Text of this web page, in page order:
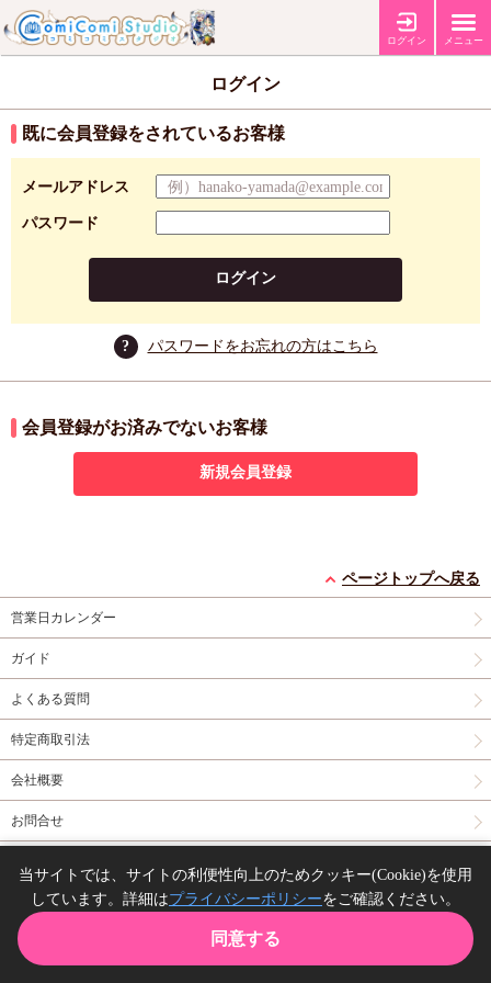
当サイトでは、サイトの利便性向上のためクッキー(Cookie)を使用
しています。詳細はプライバシーポリシーをご確認ください。
同意する
ログイン メニュー
ログイン
既に会員登録をされているお客様
メールアドレス
パスワード
ログイン
? パスワードをお忘れの方はこちら
会員登録がお済みでないお客様
新規会員登録
ページトップへ戻る
営業日カレンダー
ガイド
よくある質問
特定商取引法
会社概要
お問合せ
Copyright(C) comicomi studio. All right reserved.